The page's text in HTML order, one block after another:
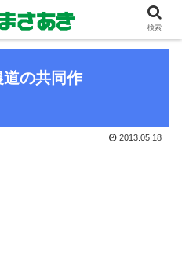
の共同作
2013.05.18
検索